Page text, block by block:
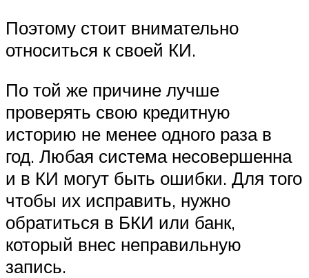
Поэтому стоит внимательно
относиться к своей КИ.
По той же причине лучше
проверять свою кредитную
историю не менее одного раза в
год. Любая система несовершенна
и в КИ могут быть ошибки. Для того
чтобы их исправить, нужно
обратиться в БКИ или банк,
который внес неправильную
запись.